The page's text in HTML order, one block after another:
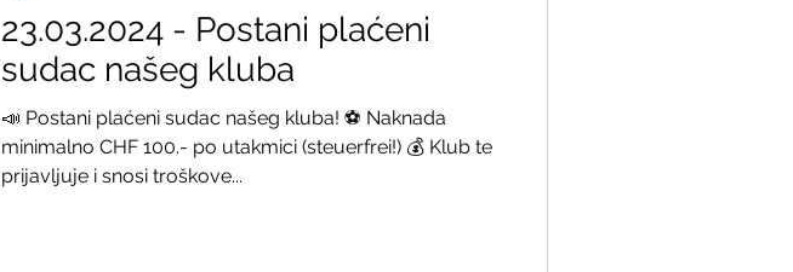
23.03.2024 - Postani plaćeni
sudac našeg kluba
📣 Postani plaćeni sudac našeg kluba! ⚽ Naknada
minimalno CHF 100.- po utakmici (steuerfrei!) 💰 Klub te
prijavljuje i snosi troškove...